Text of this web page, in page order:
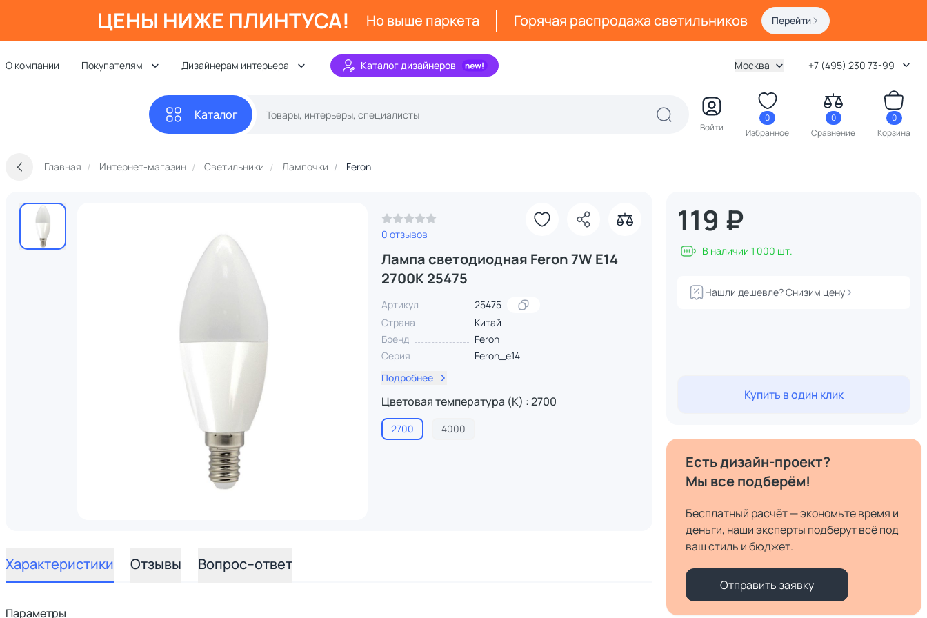
ЦЕНЫ НИЖЕ ПЛИНТУСА! Но выше паркета Горячая распродажа светильников Перейти
О компании Покупателям Дизайнерам интерьера Каталог дизайнеров Москва +7 (495) 230 73-99
Каталог
Войти
0
Избранное
0
Сравнение
0
Корзина
Главная Интернет-магазин Светильники Лампочки Feron
0 отзывов
Лампа светодиодная Feron 7W E14
2700K 25475
Артикул
25475
Страна
Китай
Бренд
Feron
Серия
Feron_e14
Подробнее
Цветовая температура (К) : 2700
2700 4000
Характеристики Отзывы Вопрос–ответ
Параметры
119 ₽
В наличии 1 000 шт.
Нашли дешевле? Снизим цену
Купить в один клик
Есть дизайн-проект?
Мы все подберём!
Бесплатный расчёт — экономьте время и
деньги, наши эксперты подберут всё под
ваш стиль и бюджет.
Отправить заявку